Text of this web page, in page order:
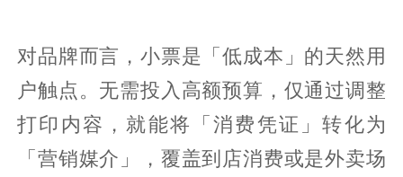
对品牌而言，小票是「低成本」的天然用
户触点。无需投入高额预算，仅通过调整
打印内容，就能将「消费凭证」转化为
「营销媒介」，覆盖到店消费或是外卖场